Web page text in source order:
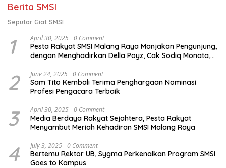
Berita SMSI
Seputar Giat SMSI
1 April 30, 2025 0 Comment
Pesta Rakyat SMSI Malang Raya Manjakan Pengunjung,
dengan Menghadirkan Della Poyz, Cak Sodiq Monata,
2 June 24, 2025 0 Comment
Sam Tito Kembali Terima Penghargaan Nominasi
Profesi Pengacara Terbaik
3 April 30, 2025 0 Comment
Media Berdaya Rakyat Sejahtera, Pesta Rakyat
Menyambut Meriah Kehadiran SMSI Malang Raya
4 July 3, 2025 0 Comment
Bertemu Rektor UB, Sygma Perkenalkan Program SMSI
Goes to Kampus